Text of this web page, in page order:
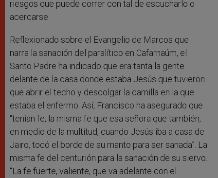
riesgos que puede correr con tal de escucharlo o
acercarse.
Reflexionado sobre el Evangelio de Marcos que
narra la sanación del paralítico en Cafarnaúm, el
Santo Padre ha indicado que era tanta la gente
delante de la casa donde estaba Jesús que tuvieron
que abrir el techo y descolgar la camilla en la que
estaba el enfermo. Así, Francisco ha asegurado que
“tenían fe, la misma fe que esa señora que también,
en medio de la multitud, cuando Jesús iba a casa de
Jairo, tocó el borde de su manto para ser sanada”. La
misma fe del centurión para la sanación de su siervo.
“La fe fuerte, valiente, que va adelante con el